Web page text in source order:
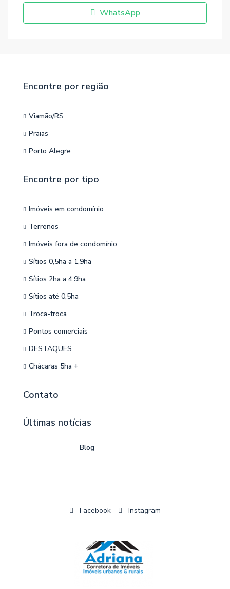
WhatsApp
Encontre por região
Viamão/RS
Praias
Porto Alegre
Encontre por tipo
Imóveis em condomínio
Terrenos
Imóveis fora de condomínio
Sítios 0,5ha a 1,9ha
Sítios 2ha a 4,9ha
Sítios até 0,5ha
Troca-troca
Pontos comerciais
DESTAQUES
Chácaras 5ha +
Contato
Últimas notícias
Blog
Facebook Instagram